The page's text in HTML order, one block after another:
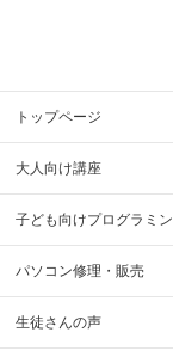
トップページ
大人向け講座
子ども向けプログラミ
パソコン修理・販売
生徒さんの声